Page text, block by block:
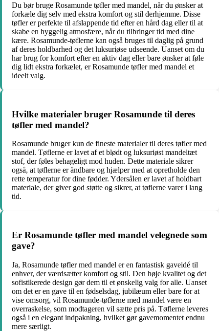
Du bør bruge Rosamunde tøfler med mandel, når du ønsker at
forkæle dig selv med ekstra komfort og stil derhjemme. Disse
tøfler er perfekte til afslappende tid efter en hård dag eller til at
skabe en hyggelig atmosfære, når du tilbringer tid med dine
kære. Rosamunde-tøflerne kan også bruges til daglig på grund
af deres holdbarhed og det luksuriøse udseende. Uanset om du
har brug for komfort efter en aktiv dag eller bare ønsker at føle
dig lidt ekstra forkælet, er Rosamunde tøfler med mandel et
ideelt valg.
Hvilke materialer bruger Rosamunde til deres
tøfler med mandel?
Rosamunde bruger kun de fineste materialer til deres tøfler med
mandel. Tøflerne er lavet af et blødt og luksuriøst mandeltæt
stof, der føles behageligt mod huden. Dette materiale sikrer
også, at tøflerne er åndbare og hjælper med at opretholde den
rette temperatur for dine fødder. Ydersålen er lavet af holdbart
materiale, der giver god støtte og sikrer, at tøflerne varer i lang
tid.
Er Rosamunde tøfler med mandel velegnede som
gave?
Ja, Rosamunde tøfler med mandel er en fantastisk gaveidé til
enhver, der værdsætter komfort og stil. Den høje kvalitet og det
sofistikerede design gør dem til et ønskelig valg for alle. Uanset
om det er en gave til en fødselsdag, jubilæum eller bare for at
vise omsorg, vil Rosamunde-tøflerne med mandel være en
overraskelse, som modtageren vil sætte pris på. Tøflerne leveres
også i en elegant indpakning, hvilket gør gavemomentet endnu
mere særligt.